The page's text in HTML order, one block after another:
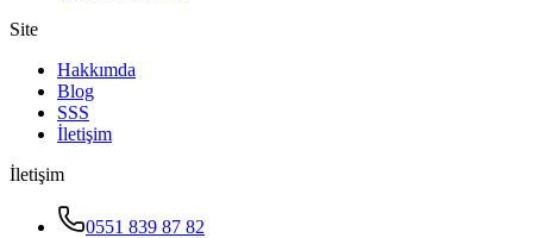
Site
Hakkımda
Blog
SSS
İletişim
İletişim
0551 839 87 82